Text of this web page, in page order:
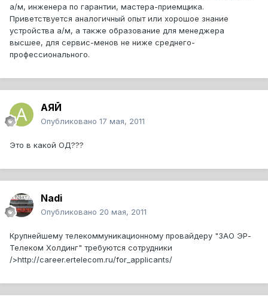
а/м, инженера по гарантии, мастера-приемщика.
Приветствуется аналогичный опыт или хорошое знание
устройства а/м, а также образование для менеджера
высшее, для сервис-менов не ниже среднего-
профессионального.
АЯЙ
Опубликовано 17 мая, 2011
Это в какой ОД???
Nadi
Опубликовано 20 мая, 2011
Крупнейшему телекоммуникационному провайдеру "ЗАО ЭР-
Телеком Холдинг" требуются сотрудники
/>http://career.ertelecom.ru/for_applicants/